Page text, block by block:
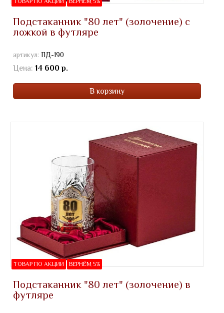
Подстаканник "80 лет" (золочение) с
ложкой в футляре
артикул: ПД-190
Цена: 14 600 р.
В корзину
ТОВАР ПО АКЦИИ ВЕРНЁМ 5%
Подстаканник "80 лет" (золочение) в
футляре